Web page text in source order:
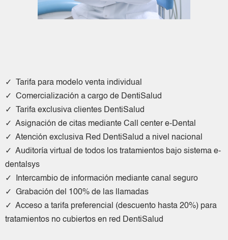
✓ Tarifa para modelo venta individual
✓ Comercialización a cargo de DentiSalud
✓ Tarifa exclusiva clientes DentiSalud
✓ Asignación de citas mediante Call center e-Dental
✓ Atención exclusiva Red DentiSalud a nivel nacional
✓ Auditoría virtual de todos los tratamientos bajo sistema e-
dentalsys
✓ Intercambio de información mediante canal seguro
✓ Grabación del 100% de las llamadas
✓ Acceso a tarifa preferencial (descuento hasta 20%) para
tratamientos no cubiertos en red DentiSalud